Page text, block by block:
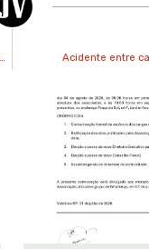
ASSOCIAÇÃO PLANO DE SAÚDE SANTA CASA DE VALINHOS – PLANO DE SAÚDE SANTA CASA DE VALINHOS Acidente entre